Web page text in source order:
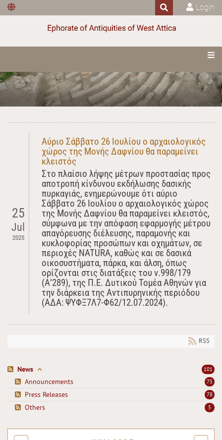
Login
25
Jul
2025
Αύριο Σάββατο 26 Ιουλίου ο αρχαιολογικός
χώρος της Μονής Δαφνίου θα παραμείνει
κλειστός
Στο πλαίσιο λήψης μέτρων προστασίας προς
αποτροπή κίνδυνου εκδήλωσης δασικής
πυρκαγιάς, ενημερώνουμε ότι αύριο
Σάββατο 26 Ιουλίου ο αρχαιολογικός χώρος
της Μονής Δαφνίου θα παραμείνει κλειστός,
σύμφωνα με την απόφαση εφαρμογής μέτρου
απαγόρευσης διέλευσης, παραμονής και
κυκλοφορίας προσώπων και οχημάτων, σε
περιοχές NATURA, καθώς και σε δασικά
οικοσυστήματα, πάρκα, και άλση, όπως
ορίζονται στις διατάξεις του ν.998/179
(Α’289), της Π.Ε. Δυτικού Τομέα Αθηνών για
την διάρκεια της Αντιπυρηνικής περιόδου
(ΑΔΑ: ΨΥΦΞ7Λ7-Φ62/12.07.2024).
RSS
101
News
75
Announcements
78
Press Releases
5
Others